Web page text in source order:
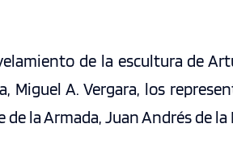
de la escultura de
Miguel A. Vergara, los
la Armada, Juan Andrés de la